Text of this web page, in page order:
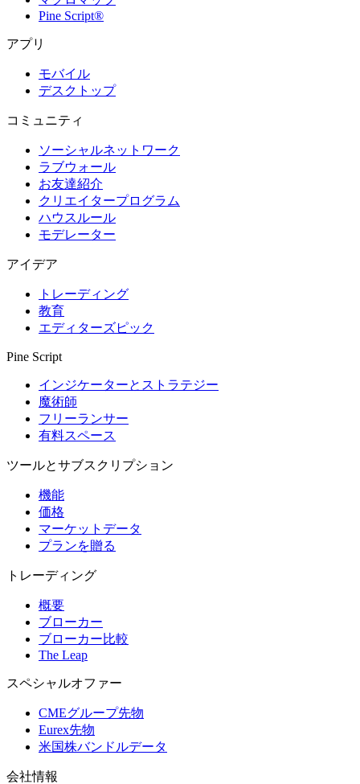
Pine Script®
アプリ
モバイル
デスクトップ
コミュニティ
ソーシャルネットワーク
ラブウォール
お友達紹介
クリエイタープログラム
ハウスルール
モデレーター
アイデア
トレーディング
教育
エディターズピック
Pine Script
インジケーターとストラテジー
魔術師
フリーランサー
有料スペース
ツールとサブスクリプション
機能
価格
マーケットデータ
プランを贈る
トレーディング
概要
ブローカー
ブローカー比較
The Leap
スペシャルオファー
CMEグループ先物
Eurex先物
米国株バンドルデータ
会社情報